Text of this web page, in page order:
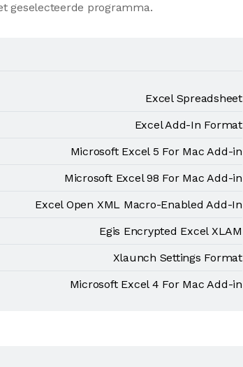
geselecteerde programma.
Excel Spreadsheet
Excel Add-In Format
Microsoft Excel 5 For Mac Add-in
Microsoft Excel 98 For Mac Add-in
Excel Open XML Macro-Enabled Add-In
Egis Encrypted Excel XLAM
Xlaunch Settings Format
Microsoft Excel 4 For Mac Add-in